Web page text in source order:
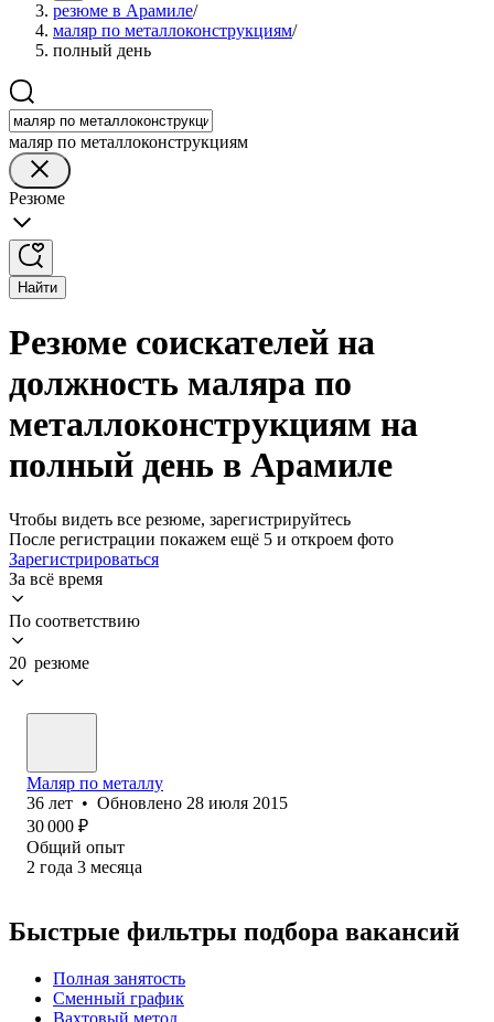
резюме в Арамиле/
маляр по металлоконструкциям/
полный день
маляр по металлоконструкциям
Резюме
Найти
Резюме соискателей на
должность маляра по
металлоконструкциям на
полный день в Арамиле
Чтобы видеть все резюме, зарегистрируйтесь
После регистрации покажем ещё 5 и откроем фото
Зарегистрироваться
За всё время
По соответствию
20 резюме
Маляр по металлу
36 лет • Обновлено 28 июля 2015
30 000 ₽
Общий опыт
2 года 3 месяца
Быстрые фильтры подбора вакансий
Полная занятость
Сменный график
Вахтовый метод